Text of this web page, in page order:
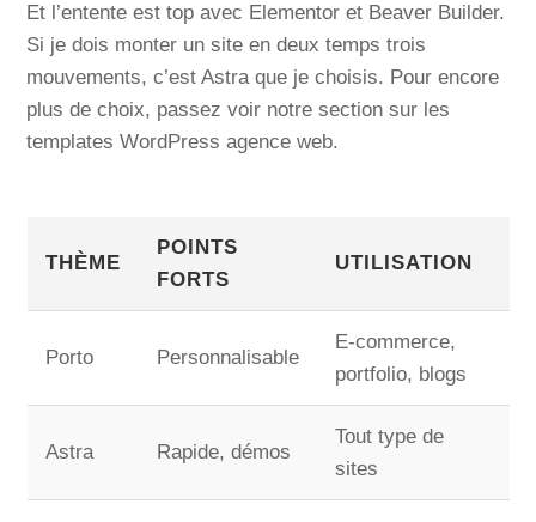
Et l’entente est top avec Elementor et Beaver Builder.
Si je dois monter un site en deux temps trois
mouvements, c’est Astra que je choisis. Pour encore
plus de choix, passez voir notre section sur les
templates WordPress agence web.
THÈME
POINTS
FORTS
UTILISATION
Porto Personnalisable
E-commerce,
portfolio, blogs
Astra Rapide, démos
Tout type de
sites